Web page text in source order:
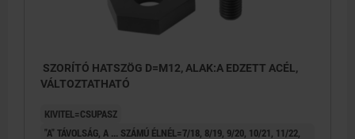
SZORÍTÓ HATSZÖG D=M12, ALAK:A EDZETT ACÉL,
VÁLTOZTATHATÓ
KIVITEL=CSUPASZ
"A" TÁVOLSÁG, A ... SZÁMÚ ÉLNÉL=7/18, 8/19, 9/20, 10/21, 11/22,